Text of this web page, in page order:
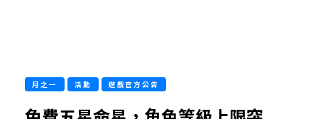
月之一 活動 遊戲官方公告